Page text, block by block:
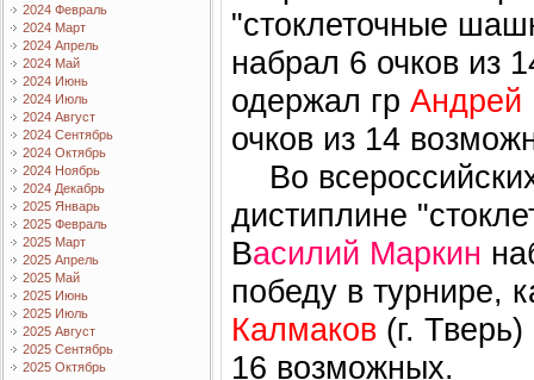
2024 Февраль
2024 Март
2024 Апрель
2024 Май
2024 Июнь
2024 Июль
2024 Август
2024 Сентябрь
2024 Октябрь
2024 Ноябрь
2024 Декабрь
2025 Январь
2025 Февраль
2025 Март
2025 Апрель
2025 Май
2025 Июнь
2025 Июль
2025 Август
2025 Сентябрь
2025 Октябрь
"стоклеточные
набрал 6 очков из
одержал гр Андрей
очков из 14
Во
дистиплине
Василий Маркин
победу в турнире,
Калмаков (г.
16 возможных.